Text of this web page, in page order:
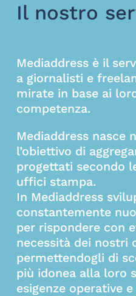
Il nostro
Mediaddress è il
a giornalisti e
mirate in base ai
competenza.
Mediaddress nasce
l’obiettivo di
progettati secondo
uffici stampa.
In Mediaddress
constantemente
per rispondere con
necessità dei nostri
permettendogli di
più idonea alla loro
esigenze operative